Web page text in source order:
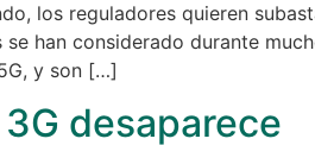
los reguladores quieren
han considerado durante
y son […]
desaparece